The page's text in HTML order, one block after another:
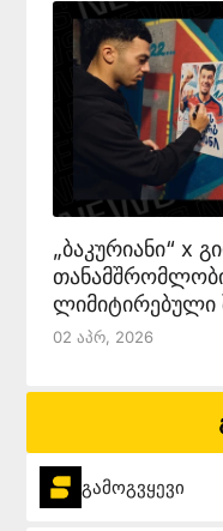
„ბაკურიანი“ x
ლიმიტირებული
02 Აპრ, 2026
გამოგვყევი